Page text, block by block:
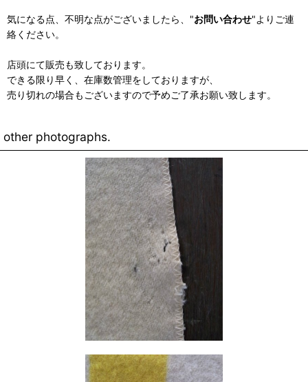
気になる点、不明な点がございましたら、"お問い合わせ"よりご連
絡ください。
店頭にて販売も致しております。
できる限り早く、在庫数管理をしておりますが、
売り切れの場合もございますので予めご了承お願い致します。
other photographs.